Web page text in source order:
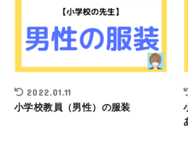
2022.01.11
小学校教員（男性）の服装